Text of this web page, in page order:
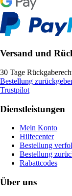
Versand und
30 Tage
Bestellung
Trustpilot
Dienstleistungen
Mein Konto
Hilfecenter
Bestellung
Bestellung
Rabattcodes
Über uns